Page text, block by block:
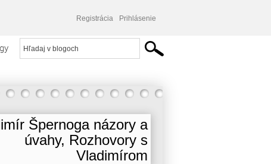
Registrácia Prihlásenie
Špernoga názory a
úvahy, Rozhovory s
Vladimírom